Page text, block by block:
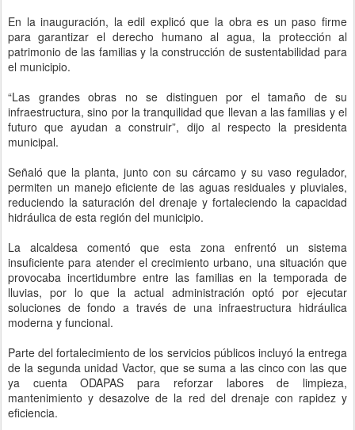
En la inauguración, la edil explicó que la obra es un paso firme
para garantizar el derecho humano al agua, la protección al
patrimonio de las familias y la construcción de sustentabilidad para
el municipio.
“Las grandes obras no se distinguen por el tamaño de su
infraestructura, sino por la tranquilidad que llevan a las familias y el
futuro que ayudan a construir”, dijo al respecto la presidenta
municipal.
Señaló que la planta, junto con su cárcamo y su vaso regulador,
permiten un manejo eficiente de las aguas residuales y pluviales,
reduciendo la saturación del drenaje y fortaleciendo la capacidad
hidráulica de esta región del municipio.
La alcaldesa comentó que esta zona enfrentó un sistema
insuficiente para atender el crecimiento urbano, una situación que
provocaba incertidumbre entre las familias en la temporada de
lluvias, por lo que la actual administración optó por ejecutar
soluciones de fondo a través de una infraestructura hidráulica
moderna y funcional.
Parte del fortalecimiento de los servicios públicos incluyó la entrega
de la segunda unidad Vactor, que se suma a las cinco con las que
ya cuenta ODAPAS para reforzar labores de limpieza,
mantenimiento y desazolve de la red del drenaje con rapidez y
eficiencia.